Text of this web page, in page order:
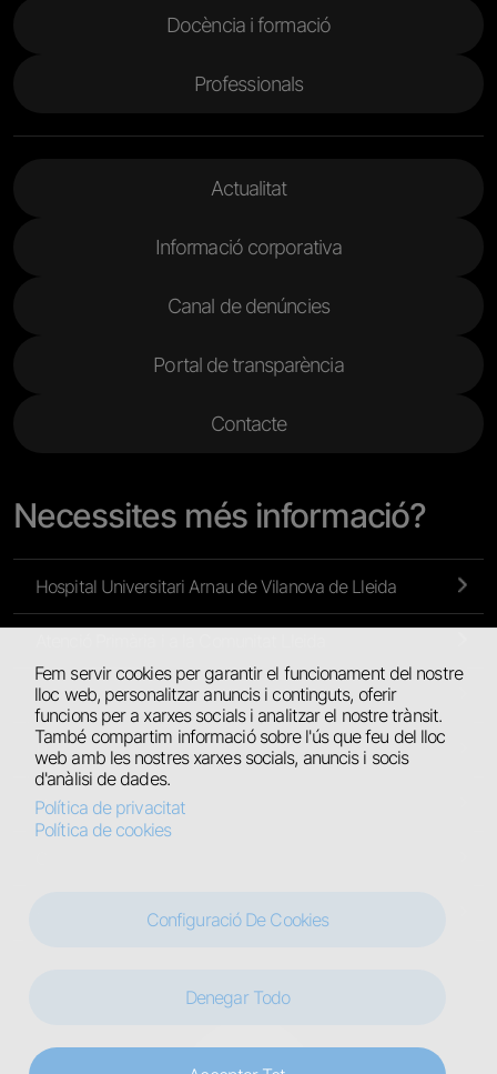
Fem servir cookies per garantir el funcionament del nostre
lloc web, personalitzar anuncis i continguts, oferir
funcions per a xarxes socials i analitzar el nostre trànsit.
També compartim informació sobre l'ús que feu del lloc
web amb les nostres xarxes socials, anuncis i socis
d'anàlisi de dades.
Política de privacitat
Política de cookies
Configuració De Cookies
Denegar Todo
Docència i formació
Professionals
Actualitat
Informació corporativa
Canal de denúncies
Portal de transparència
Contacte
Necessites més informació?
Hospital Universitari Arnau de Vilanova de Lleida
Atenció Primària de l’Alt Pirineu i Aran
Hospital Universitari de Santa Maria
Hospital Comarcal del Pallars
Hospital Jaume Nadal Meroles
LegalAvís legal
Política de cookies